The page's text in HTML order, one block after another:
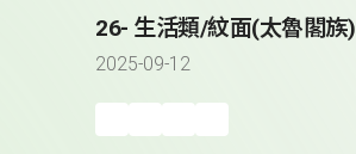
26- 生活類/紋面(太魯閣族)
2025-09-12